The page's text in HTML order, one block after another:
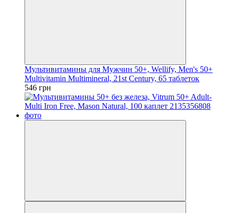
Мультивитамины для Мужчин 50+, Wellify, Men's 50+
Multivitamin Multimineral, 21st Century, 65 таблеток
546 грн